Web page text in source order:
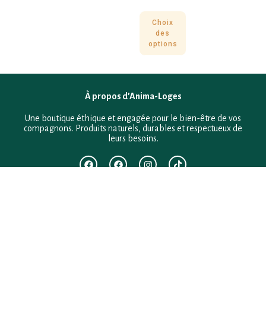
Choix
des
options
À propos d’Anima-Loges
Une boutique éthique et engagée pour le bien-être de vos
compagnons. Produits naturels, durables et respectueux de
leurs besoins.